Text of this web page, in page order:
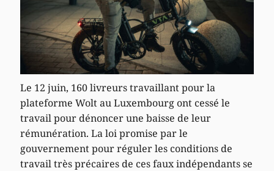
Le 12 juin, 160 livreurs travaillant pour la
plateforme Wolt au Luxembourg ont cessé le
travail pour dénoncer une baisse de leur
rémunération. La loi promise par le
gouvernement pour réguler les conditions de
travail très précaires de ces faux indépendants se